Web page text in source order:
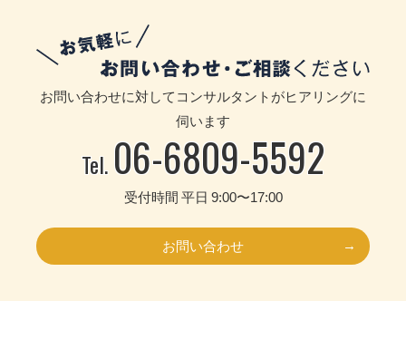
お問い合わせに対してコンサルタントがヒアリングに
伺います
Tel.06-6809-5592
受付時間 平日 9:00〜17:00
お問い合わせ